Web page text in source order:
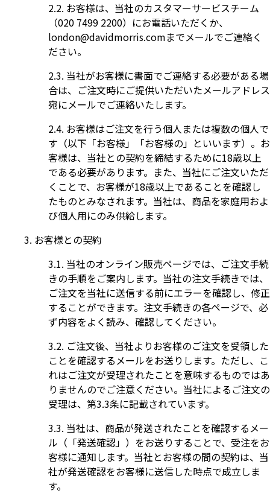
お客様は、当社のカスタマーサービスチーム
（020 7499 2200）にお電話いただくか、
london@davidmorris.comまでメールでご連絡く
ださい。
当社がお客様に書面でご連絡する必要がある場
合は、ご注文時にご提供いただいたメールアドレス
宛にメールでご連絡いたします。
お客様はご注文を行う個人または複数の個人で
す（以下「お客様」「お客様の」といいます）。お
客様は、当社との契約を締結するために18歳以上
である必要があります。また、当社にご注文いただ
くことで、お客様が18歳以上であることを確認し
たものとみなされます。当社は、商品を家庭用およ
び個人用にのみ供給します。
お客様との契約
当社のオンライン販売ページでは、ご注文手続
きの手順をご案内します。当社の注文手続きでは、
ご注文を当社に送信する前にエラーを確認し、修正
することができます。注文手続きの各ページで、必
ず内容をよく読み、確認してください。
ご注文後、当社よりお客様のご注文を受領した
ことを確認するメールをお送りします。ただし、こ
れはご注文が受理されたことを意味するものではあ
りませんのでご注意ください。当社によるご注文の
受理は、第3.3条に記載されています。
当社は、商品が発送されたことを確認するメー
ル（「発送確認」）をお送りすることで、受注をお
客様に通知します。当社とお客様の間の契約は、当
社が発送確認をお客様に送信した時点で成立しま
す。